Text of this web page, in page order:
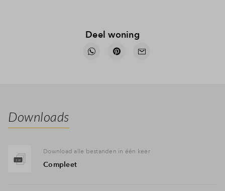
Deel woning
Downloads
Download alle bestanden in één keer
Compleet